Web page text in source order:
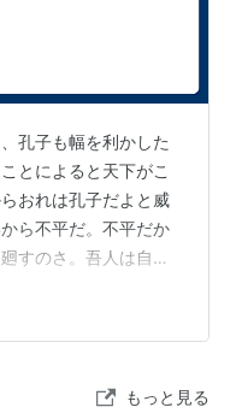
孔子も幅を利かした
とによると天下がこ
おれは孔子だよと威
ら不平だ。不平だか
すのさ。吾人は自由
ある』（青空文庫よ
にアインシュタイン
に物事を考え、意見
もっと見る